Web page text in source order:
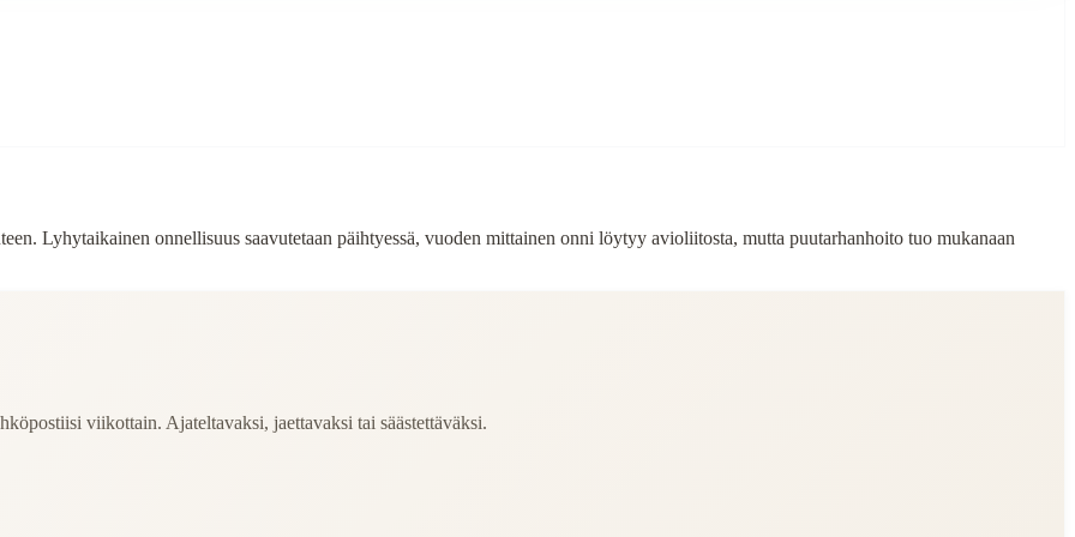
Lyhytaikainen onnellisuus saavutetaan päihtyessä, vuoden mittainen onni löytyy avioliitosta, mutta puutarhanhoito tuo mukanaan
viikottain. Ajateltavaksi, jaettavaksi tai säästettäväksi.